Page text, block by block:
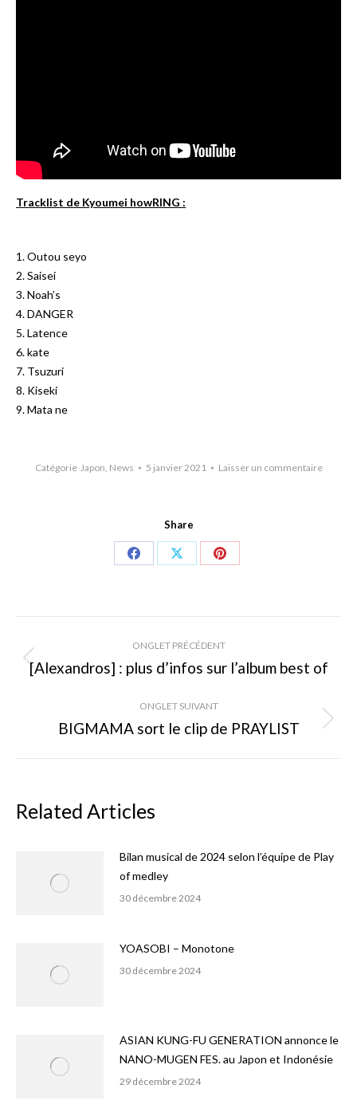
Tracklist de Kyoumei howRING :
1. Outou seyo
2. Saisei
3. Noah’s
4. DANGER
5. Latence
6. kate
7. Tsuzuri
8. Kiseki
9. Mata ne
Catégorie Japon, News 5 janvier 2021 Laisser un commentaire
Share
Share
Share
Share
Navigation
de
commentaire
ONGLET PRÉCÉDENT
Onglet
[Alexandros] : plus d’infos sur l’album best of
ONGLET SUIVANT
Onglet
BIGMAMA sort le clip de PRAYLIST
Related Articles
Bilan musical de 2024 selon l’équipe de Play
of medley
30 décembre 2024
YOASOBI – Monotone
30 décembre 2024
ASIAN KUNG-FU GENERATION annonce le
NANO-MUGEN FES. au Japon et Indonésie
29 décembre 2024